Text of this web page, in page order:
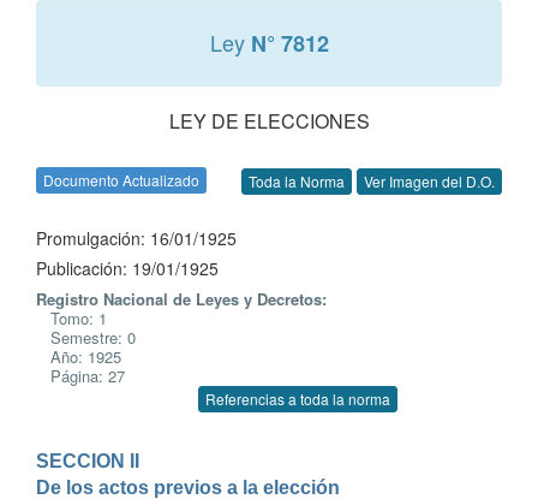
Ley N° 7812
LEY DE ELECCIONES
Documento Actualizado Toda la Norma Ver Imagen del D.O.
Promulgación: 16/01/1925
Publicación: 19/01/1925
Registro Nacional de Leyes y Decretos:
Tomo: 1
Semestre: 0
Año: 1925
Página: 27
Referencias a toda la norma
SECCION II
De los actos previos a la elección